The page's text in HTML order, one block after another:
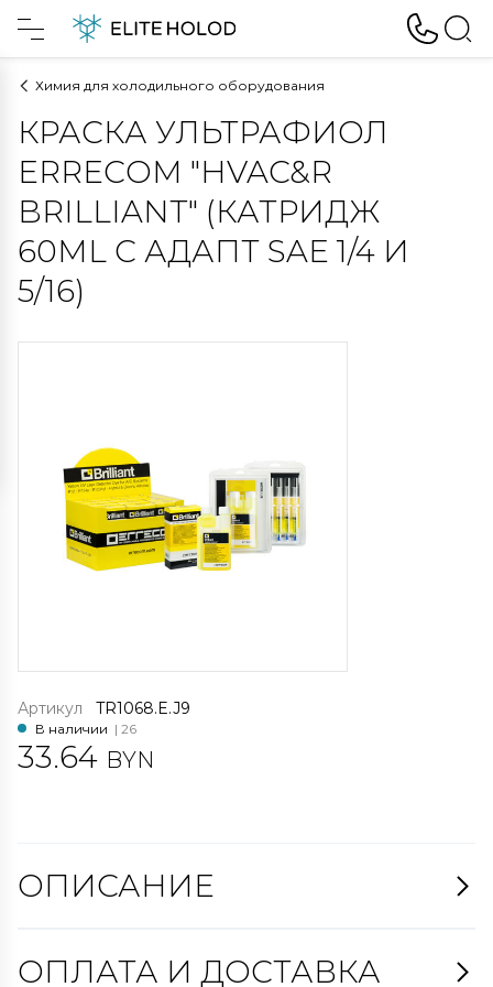
Химия для холодильного оборудования
КРАСКА УЛЬТРАФИОЛ
ERRECOM "HVAC&R
BRILLIANT" (КАТРИДЖ
60ML С АДАПТ SAE 1/4 И
5/16)
Артикул TR1068.E.J9
В наличии | 26
33.64 BYN
ОПИСАНИЕ
ОПЛАТА И ДОСТАВКА